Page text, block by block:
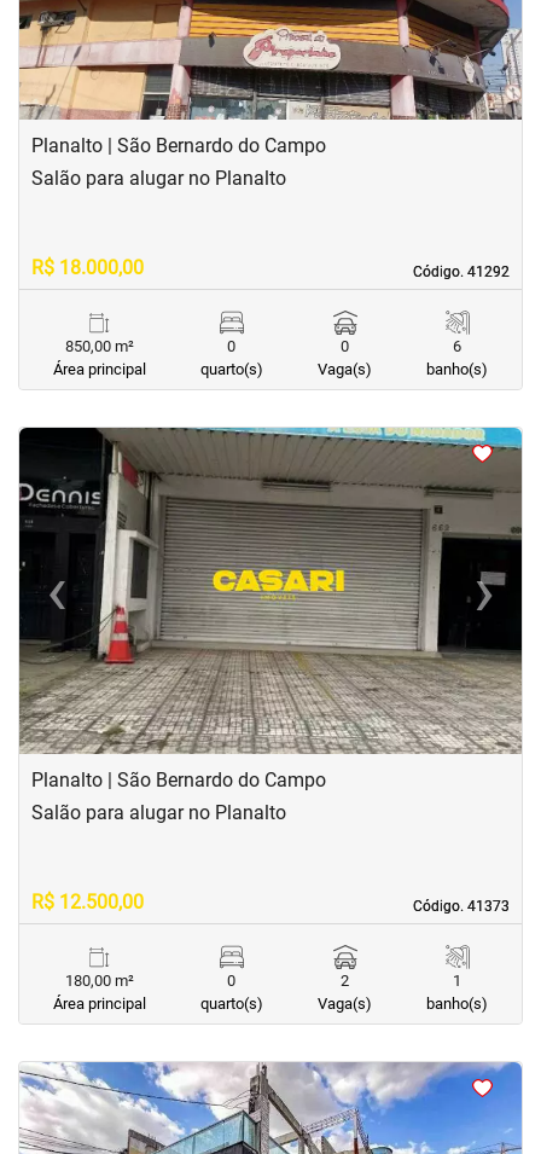
Planalto | São Bernardo do Campo
Código. 41292
Código. 41292
Salão para alugar no Planalto
R$ 18.000,00
850,00 m²
Área principal
0
quarto(s)
0
Vaga(s)
6
banho(s)
<
‹Previous ›
Next
Planalto | São Bernardo do Campo
Código. 41373
Código. 41373
Salão para alugar no Planalto
R$ 12.500,00
180,00 m²
Área principal
0
quarto(s)
2
Vaga(s)
1
banho(s)
<<<<